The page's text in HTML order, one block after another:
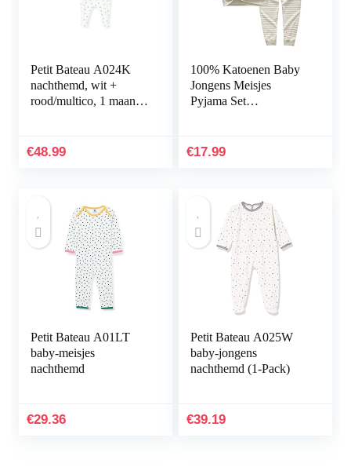
Petit Bateau A024K
nachthemd, wit +
rood/multico, 1 maand
€48.99
100% Katoenen Baby
Jongens Meisjes
Pyjama Set
€17.99
Petit Bateau A01LT
baby-meisjes
nachthemd
€29.36
Petit Bateau A025W
baby-jongens
nachthemd (1-Pack)
€39.19